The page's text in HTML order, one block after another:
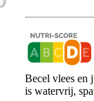
Becel vlees en
is watervrij,